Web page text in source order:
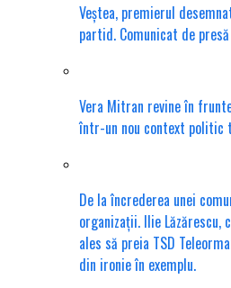
Veștea, premierul
partid. Comunicat de
Vera Mitran revine în
într-un nou context politic
De la încrederea unei
organizații. Ilie
ales să preia TSD
din ironie în exemplu.